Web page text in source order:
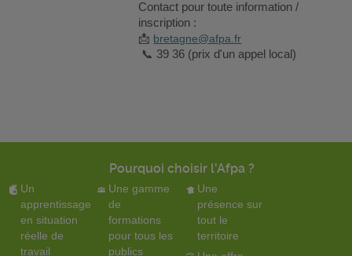
Contact pour toute information /
inscription :
📩 bretagne@afpa.fr
📞 39 36 (prix d'un appel local)
Pourquoi choisir l'Afpa ?
Un
apprentissage
en situation
réelle de
travail
Une gamme
de
formations
pour tous les
publics
Une
présence sur
tout le
territoire